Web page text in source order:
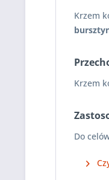
Krzem
Krzem
Do